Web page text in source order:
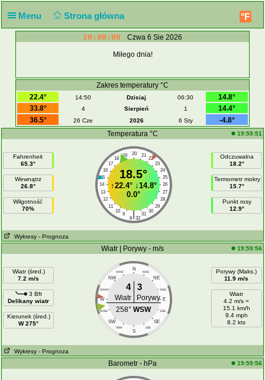
Menu Strona główna °F
20:00:00 Czwa 6 Sie 2026
Miłego dnia!
Zakres temperatury °C
22.4°
14:50 Dzisiaj 06:30
14.8°
33.8°
4 Sierpień 1
14.4°
36.5°
26 Cze 2026 6 Sty
-4.8°
Temperatura °C
19:59:51
Fahrenheit
65.3°
Wewnątrz
26.8°
Wilgotność
70%
20
19 21
18
22
17
23
16
24
15
25
14
26
13
27
12
28
11
29
10
30
9 31
|
8 32
18.5°
↑22.4°↓14.8°
0.0°
Odczuwalna
18.2°
Termometr mokry
15.7°
Punkt rosy
12.9°
Wykresy - Prognoza
Wiatr | Porywy - m/s 19:59:56
Wiatr (śred.)
7.2 m/s
3 Bft
Delikany wiatr
Kierunek (śred.)
W 275°
N
NNW NNE
NW NE
WNW ENE
W E
WSW ESE
SW SE
SSW SSE
S
4 3
Wiatr
Porywy
258°WSW
Porywy (Maks.)
11.9 m/s
Wiatr
4.2 m/s =
15.1 km/h
9.4 mph
8.2 kts
Wykresy - Prognoza
Barometr - hPa 19:59:56